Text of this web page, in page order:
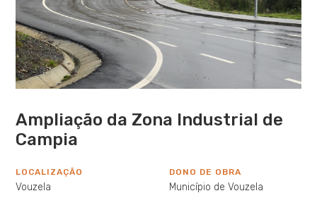
Ampliação da Zona Industrial de
Campia
LOCALIZAÇÃO
Vouzela
DONO DE OBRA
Município de Vouzela